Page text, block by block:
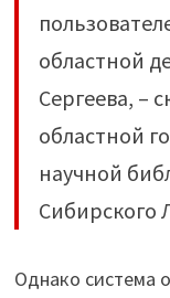
областной
Сергеева, –
областной
научной
Сибирского
Однако система